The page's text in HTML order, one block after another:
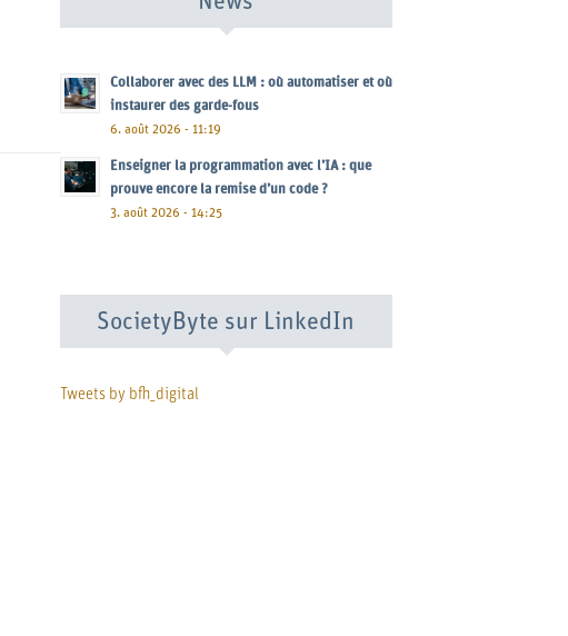
Collaborer avec des LLM : où automatiser et où
instaurer des garde-fous
6. août 2026 - 11:19
Enseigner la programmation avec l’IA : que
prouve encore la remise d’un code ?
3. août 2026 - 14:25
SocietyByte sur LinkedIn
Tweets by bfh_digital